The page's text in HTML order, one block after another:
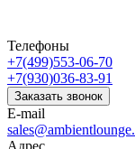
Телефоны
+7(499)553-06-70
+7(930)036-83-91
Заказать звонок
E-mail
Адрес